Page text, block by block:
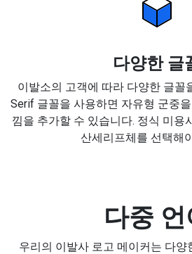
다양한 글
이발소의 고객에 따라 다양한 글꼴
Serif 글꼴을 사용하면 자유형 군중
낌을 추가할 수 있습니다. 정식 미용
산세리프체를 선택해
다중 언
우리의 이발사 로고 메이커는 다양